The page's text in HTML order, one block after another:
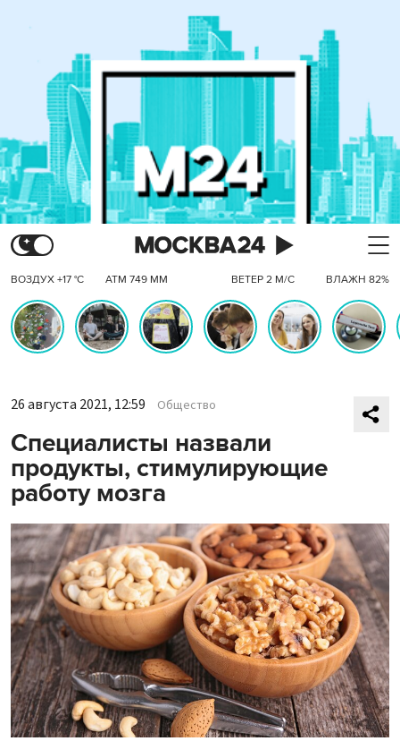
ВОЗДУХ +17 °C АТМ 749 ММ ВЕТЕР 2 М/С ВЛАЖН 82%
26 августа 2021, 12:59 Общество
Специалисты назвали
продукты, стимулирующие
работу мозга